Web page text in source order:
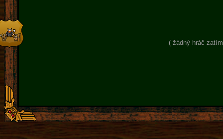
( žádný hráč